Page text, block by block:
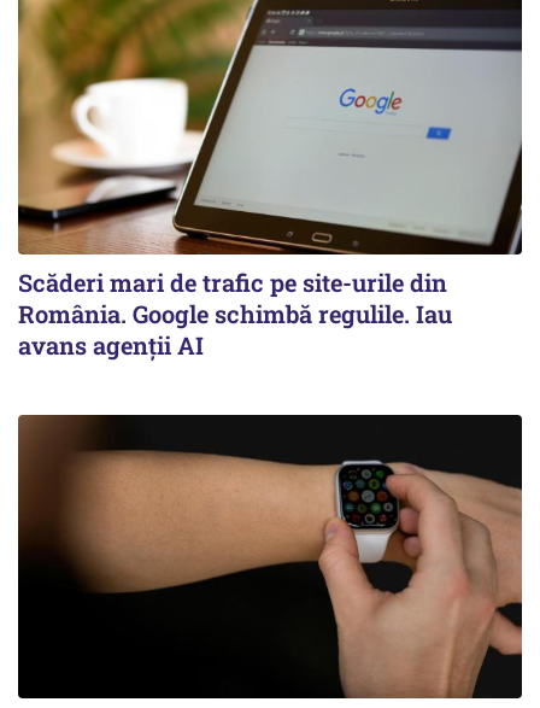
Scăderi mari de trafic pe site-urile din
România. Google schimbă regulile. Iau
avans agenții AI